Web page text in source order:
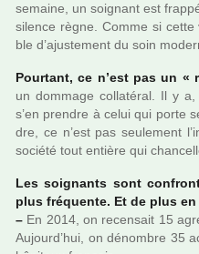
semaine, un soi­gnant est
silence règne. Comme si
ble d’ajus­te­ment du soin
Pourtant, ce n’est pas un «
un dom­mage col­la­té­ral. Il y
s’en pren­dre à celui qui porte
dre, ce n’est pas seu­le­ment
société tout entière qui
Les soi­gnants sont
plus fré­quente. Et de plus
– En 2014, on recen­sait 15
Aujourd’hui, on dénom­bre 35